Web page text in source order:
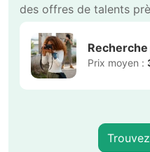
des offres de talents
Prix moyen :